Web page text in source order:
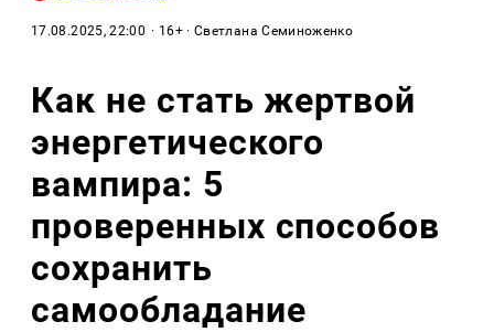
17.08.2025, 22:00 · 16+ · Светлана Семиноженко
Как не стать жертвой
энергетического
вампира: 5
проверенных способов
сохранить
самообладание